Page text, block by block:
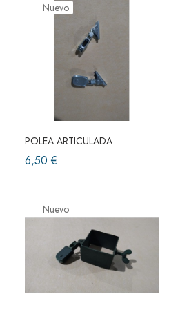
Nuevo
POLEA ARTICULADA
6,50 €
Nuevo